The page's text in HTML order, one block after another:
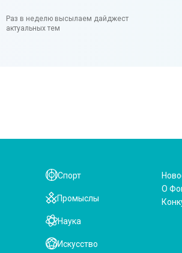
Раз в неделю высылаем дайджест
актуальных тем
Наука
Спорт
Искусство
Промыслы
О